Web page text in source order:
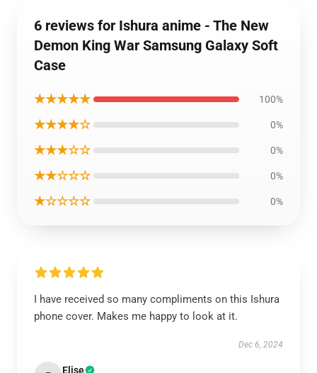
6 reviews for Ishura anime - The New
Demon King War Samsung Galaxy Soft
Case
★★★★★ 100%
★★★★☆ 0%
★★★☆☆ 0%
★★☆☆☆ 0%
★☆☆☆☆ 0%
I have received so many compliments on this Ishura
phone cover. Makes me happy to look at it.
Dec 6, 2024
Elise